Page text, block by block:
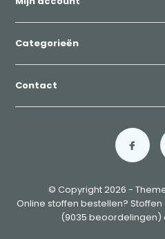
Categorieën
Contact
© Copyright 2026 -
Online stoffen bestellen?
(9035 beoordelingen)